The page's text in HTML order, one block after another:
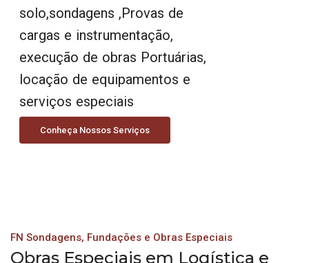
solo,sondagens ,Provas de
cargas e instrumentação,
execução de obras Portuárias,
locação de equipamentos e
serviços especiais
Conheça Nossos Serviços
FN Sondagens, Fundações e Obras Especiais
Obras Especiais em Logística e